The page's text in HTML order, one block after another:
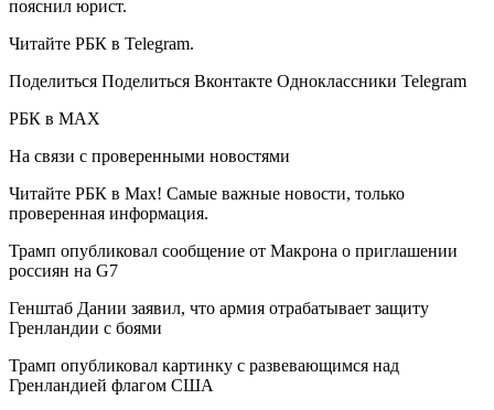
пояснил юрист.
Читайте РБК в Telegram.
Поделиться Поделиться Вконтакте Одноклассники Telegram
РБК в MAX
На связи с проверенными новостями
Читайте РБК в Max! Самые важные новости, только
проверенная информация.
Трамп опубликовал сообщение от Макрона о приглашении
россиян на G7
Генштаб Дании заявил, что армия отрабатывает защиту
Гренландии с боями
Трамп опубликовал картинку с развевающимся над
Гренландией флагом США